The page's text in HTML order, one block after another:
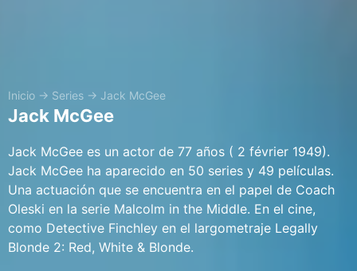
Inicio → Series → Jack McGee
Jack McGee
Jack McGee es un actor de 77 años ( 2 février 1949).
Jack McGee ha aparecido en 50 series y 49 películas.
Una actuación que se encuentra en el papel de Coach
Oleski en la serie Malcolm in the Middle. En el cine,
como Detective Finchley en el largometraje Legally
Blonde 2: Red, White & Blonde.